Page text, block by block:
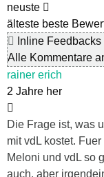
neuste
älteste beste
Inline Feedbacks
Alle Kommentare
rainer erich
2 Jahre her
Die Frage ist, was
mit vdL kostet.
Meloni und vdL so
auch, aber